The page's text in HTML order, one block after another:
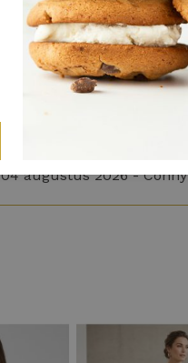
N.v.t.
Snelle levering
04 augustus 2026 - Conny